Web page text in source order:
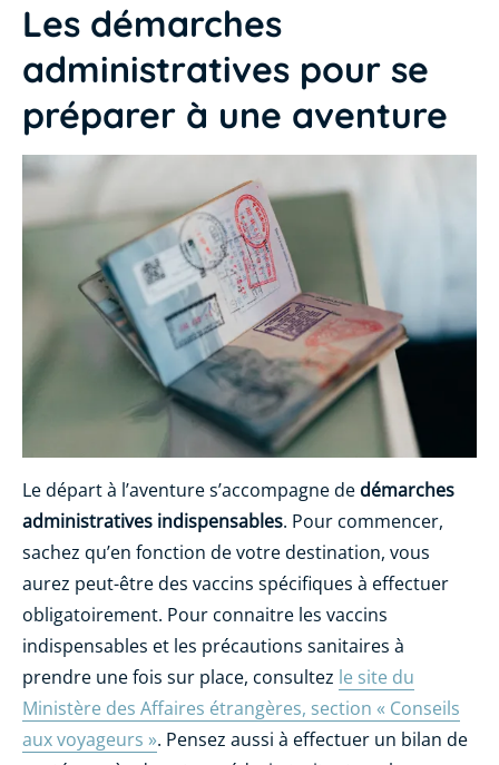
Les démarches
administratives pour se
préparer à une aventure
Le départ à l’aventure s’accompagne de démarches
administratives indispensables. Pour commencer,
sachez qu’en fonction de votre destination, vous
aurez peut-être des vaccins spécifiques à effectuer
obligatoirement. Pour connaitre les vaccins
indispensables et les précautions sanitaires à
prendre une fois sur place, consultez le site du
Ministère des Affaires étrangères, section « Conseils
aux voyageurs ». Pensez aussi à effectuer un bilan de